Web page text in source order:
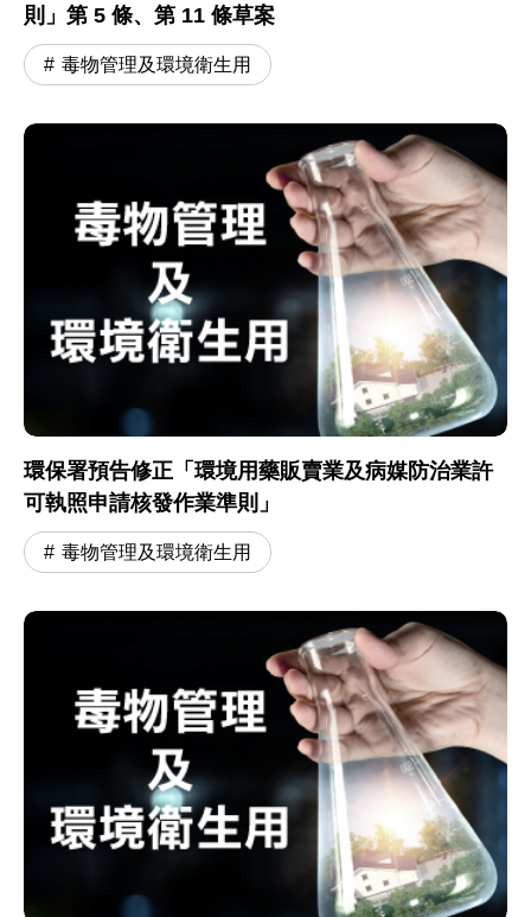
則」第 5 條、第 11 條草案
毒物管理及環境衛生用
環保署預告修正「環境用藥販賣業及病媒防治業許
可執照申請核發作業準則」
毒物管理及環境衛生用